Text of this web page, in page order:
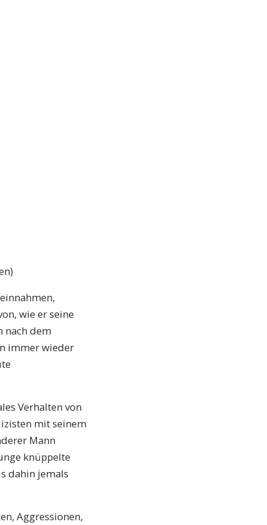
wie er seine
nach dem
immer wieder
Verhalten von
mit seinem
Mann
knüppelte
dahin jemals
Aggressionen,